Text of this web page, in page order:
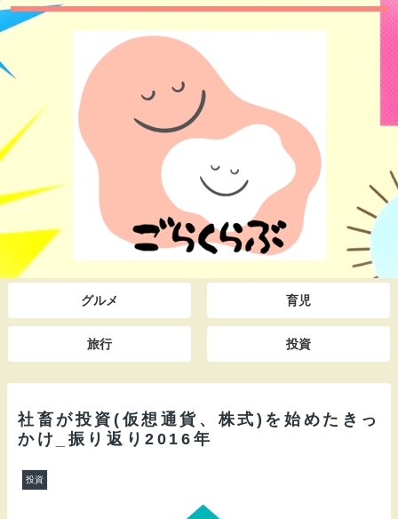
グルメ 育児
旅行 投資
社畜が投資(仮想通貨、株式)を始めたきっ
かけ_振り返り2016年
投資